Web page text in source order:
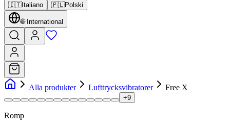
🇮🇹Italiano 🇵🇱Polski
🌐 International
Alla produkter Lufttrycksvibratorer Free X
+9
Romp